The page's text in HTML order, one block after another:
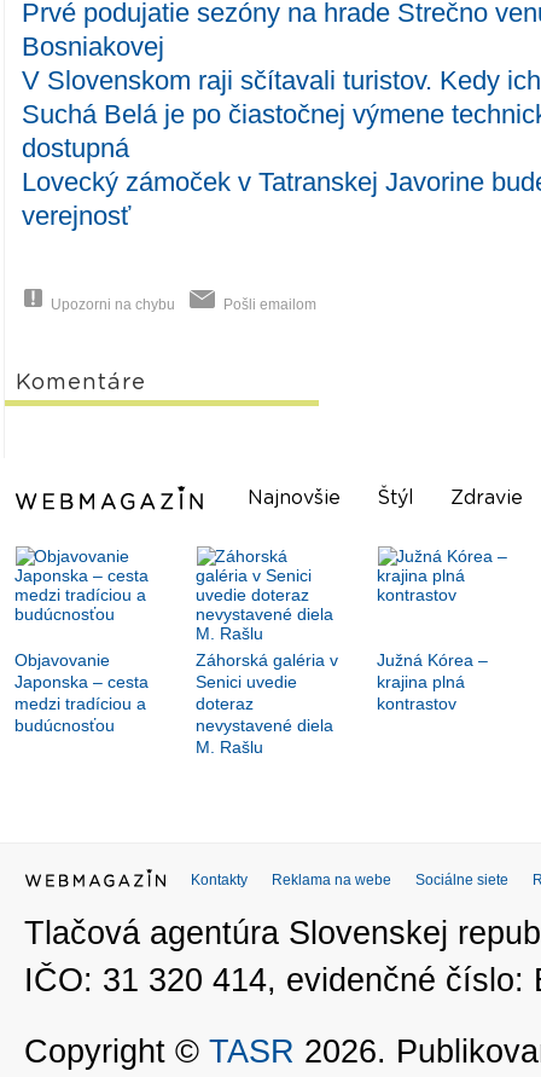
Prvé podujatie sezóny na hrade Strečno
Bosniakovej
V Slovenskom raji sčítavali turistov. Kedy
Suchá Belá je po čiastočnej výmene
dostupná
Lovecký zámoček v Tatranskej Javorine
verejnosť
Upozorni na chybu Pošli emailom
Komentáre
Najnovšie Štýl Zdravie
Objavovanie
Japonska – cesta
medzi tradíciou a
budúcnosťou
Záhorská galéria v
Senici uvedie
doteraz
nevystavené diela
M. Rašlu
Južná Kórea –
krajina plná
kontrastov
Kontakty Reklama na webe Sociálne siete
Tlačová agentúra Slovenskej
IČO: 31 320 414, evidenčné číslo:
Copyright © TASR 2026.